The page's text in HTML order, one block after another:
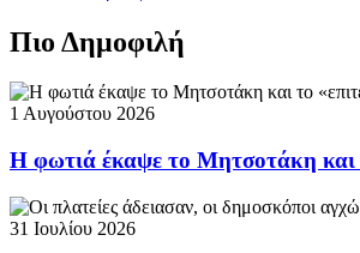
Πιο Δημοφιλή
1 Αυγούστου 2026
Η φωτιά έκαψε το Μητσοτάκη και
31 Ιουλίου 2026